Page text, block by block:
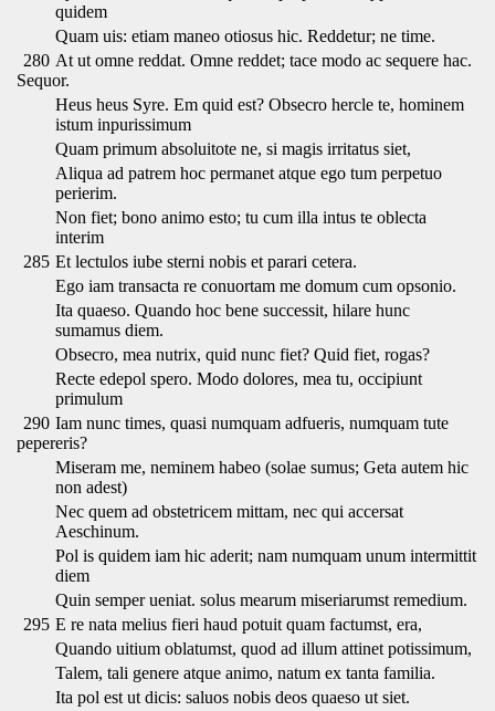
quidem
Quam uis: etiam maneo otiosus hic. Reddetur; ne time.
280 At ut omne reddat. Omne reddet; tace modo ac sequere hac.
Sequor.
Heus heus Syre. Em quid est? Obsecro hercle te, hominem
istum inpurissimum
Quam primum absoluitote ne, si magis irritatus siet,
Aliqua ad patrem hoc permanet atque ego tum perpetuo
perierim.
Non fiet; bono animo esto; tu cum illa intus te oblecta
interim
285 Et lectulos iube sterni nobis et parari cetera.
Ego iam transacta re conuortam me domum cum opsonio.
Ita quaeso. Quando hoc bene successit, hilare hunc
sumamus diem.
Obsecro, mea nutrix, quid nunc fiet? Quid fiet, rogas?
Recte edepol spero. Modo dolores, mea tu, occipiunt
primulum
290 Iam nunc times, quasi numquam adfueris, numquam tute
pepereris?
Miseram me, neminem habeo (solae sumus; Geta autem hic
non adest)
Nec quem ad obstetricem mittam, nec qui accersat
Aeschinum.
Pol is quidem iam hic aderit; nam numquam unum intermittit
diem
Quin semper ueniat. solus mearum miseriarumst remedium.
295 E re nata melius fieri haud potuit quam factumst, era,
Quando uitium oblatumst, quod ad illum attinet potissimum,
Talem, tali genere atque animo, natum ex tanta familia.
Ita pol est ut dicis: saluos nobis deos quaeso ut siet.